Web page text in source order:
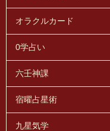
オラクルカード
0学占い
六壬神課
宿曜占星術
九星気学